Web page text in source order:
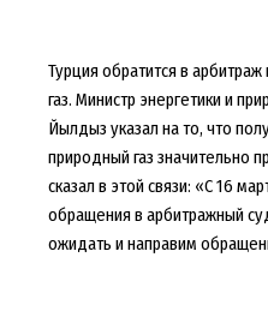
Турция обратится в
газ. Министр энергетики и
Йылдыз указал на то, что
природный газ значительно
сказал в этой связи: «С 16
обращения в арбитражный
ожидать и направим